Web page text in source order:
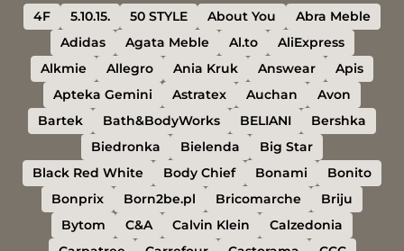
4F 5.10.15. 50 STYLE About You
Abra Meble
Adidas
Agata Meble Al.to
AliExpress
Alkmie
Allegro Ania Kruk Answear
Apis
Apteka Gemini
Astratex Auchan
Avon
Bartek
Bath&BodyWorks BELIANI
Bershka
Biedronka
Bielenda
Big Star
Black Red White
Body Chief Bonami
Bonito
Bonprix
Born2be.pl Bricomarche
Briju
Bytom
C&A Calvin Klein
Calzedonia